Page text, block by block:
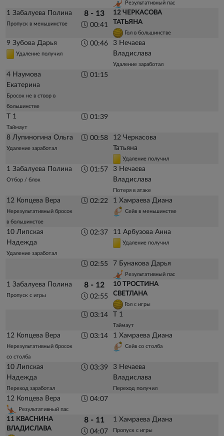
Результативный пас
1 Забалуева Полина
Пропуск в меньшинстве
8 - 13
00:41
12 ЧЕРКАСОВА
ТАТЬЯНА
Гол в большинстве
9 Зубова Дарья
Удаление получил
00:46
3 Нечаева
Владислава
Удаление заработал
4 Наумова
Екатерина
Бросок не в створ в
большинстве
01:15
Т 1
Таймаут
01:39
8 Лупиногина Ольга
Удаление заработал
00:58
12 Черкасова
Татьяна
Удаление получил
1 Забалуева Полина
Отбор / блок
01:57
3 Нечаева
Владислава
Потеря в атаке
12 Копцева Вера
Нерезультативный бросок
в большинстве
02:22 1 Хамраева Диана
Сейв в меньшинстве
10 Липская
Надежда
Удаление заработал
02:37 11 Арбузова Анна
Удаление получил
02:55 7 Бунакова Дарья
Результативный пас
1 Забалуева Полина
Пропуск с игры
8 - 12
02:55
10 ТРОСТИНА
СВЕТЛАНА
Гол с игры
03:14 Т 1
Таймаут
12 Копцева Вера
Нерезультативный бросок
со столба
03:14 1 Хамраева Диана
Сейв со столба
10 Липская
Надежда
Переход заработал
03:39
3 Нечаева
Владислава
Переход получил
12 Копцева Вера
Результативный пас
04:07
11 КВАСНИНА
ВЛАДИСЛАВА
8 - 11
04:07
1 Хамраева Диана
Пропуск с игры